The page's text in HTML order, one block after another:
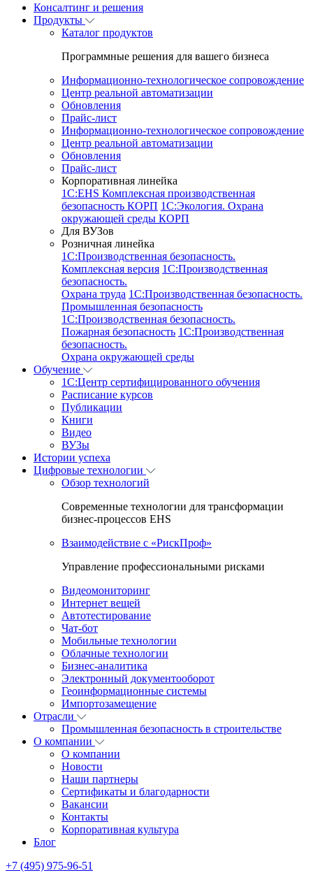
Консалтинг и решения
Продукты
Каталог продуктов
Программные решения для вашего бизнеса
Информационно-технологическое сопровождение
Центр реальной автоматизации
Обновления
Прайс-лист
Информационно-технологическое сопровождение
Центр реальной автоматизации
Обновления
Прайс-лист
Корпоративная линейка
1С:EHS Комплексная производственная
безопасность КОРП 1С:Экология. Охрана
окружающей среды КОРП
Для ВУЗов
Розничная линейка
1C:Производственная безопасность.
Комплексная версия 1C:Производственная
безопасность.
Охрана труда 1C:Производственная безопасность.
Промышленная безопасность
1C:Производственная безопасность.
Пожарная безопасность 1C:Производственная
безопасность.
Охрана окружающей среды
Обучение
1C:Центр сертифицированного обучения
Расписание курсов
Публикации
Книги
Видео
ВУЗы
Истории успеха
Цифровые технологии
Обзор технологий
Современные технологии для трансформации
бизнес-процессов EHS
Взаимодействие с «РискПроф»
Управление профессиональными рисками
Видеомониторинг
Интернет вещей
Автотестирование
Чат-бот
Мобильные технологии
Облачные технологии
Бизнес-аналитика
Электронный документооборот
Геоинформационные системы
Импортозамещение
Отрасли
Промышленная безопасность в строительстве
О компании
О компании
Новости
Наши партнеры
Сертификаты и благодарности
Вакансии
Контакты
Корпоративная культура
Блог
+7 (495) 975-96-51